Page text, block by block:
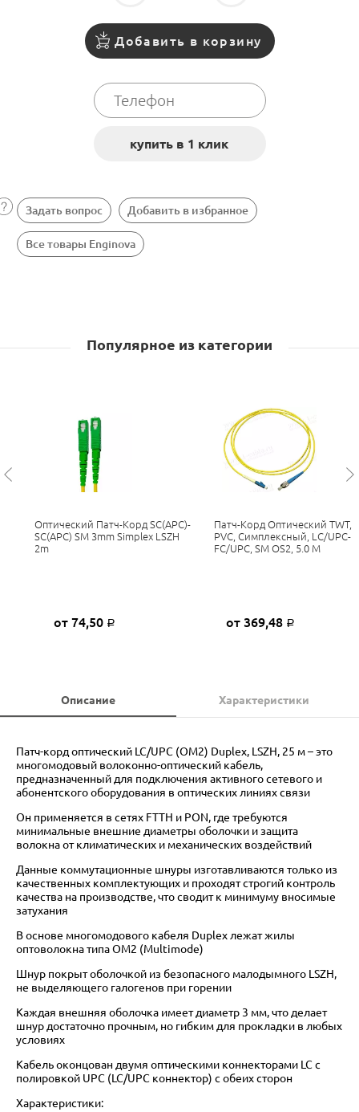
Добавить в корзину
Задать вопрос Добавить в избранное
Все товары Enginova
Популярное из категории
Оптический Патч-Корд SC(APC)-
SC(APC) SM 3mm Simplex LSZH
2m
от 74,50 Р
Патч-Корд Оптический TWT,
PVC, Симплексный, LC/UPC-
FC/UPC, SM OS2, 5.0 М
от 369,48 Р
Описание Характеристики
Патч-корд оптический LC/UPC (OM2) Duplex, LSZH, 25 м – это
многомодовый волоконно-оптический кабель,
предназначенный для подключения активного сетевого и
абонентского оборудования в оптических линиях связи
Он применяется в сетях FTTH и PON, где требуются
минимальные внешние диаметры оболочки и защита
волокна от климатических и механических воздействий
Данные коммутационные шнуры изготавливаются только из
качественных комплектующих и проходят строгий контроль
качества на производстве, что сводит к минимуму вносимые
затухания
В основе многомодового кабеля Duplex лежат жилы
оптоволокна типа OM2 (Multimode)
Шнур покрыт оболочкой из безопасного малодымного LSZH,
не выделяющего галогенов при горении
Каждая внешняя оболочка имеет диаметр 3 мм, что делает
шнур достаточно прочным, но гибким для прокладки в любых
условиях
Кабель оконцован двумя оптическими коннекторами LC с
полировкой UPC (LC/UPC коннектор) с обеих сторон
Характеристики: